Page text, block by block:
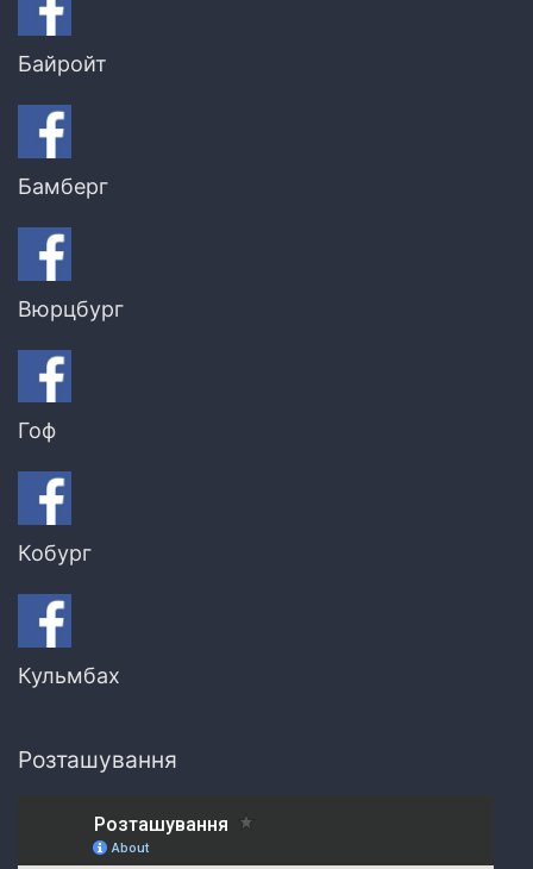
Байройт
Бамберг
Вюрцбург
Гоф
Кобург
Кульмбах
Розташування